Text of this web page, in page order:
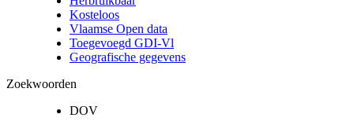
Kosteloos
Vlaamse Open data
Toegevoegd GDI-Vl
Geografische gegevens
Zoekwoorden
DOV